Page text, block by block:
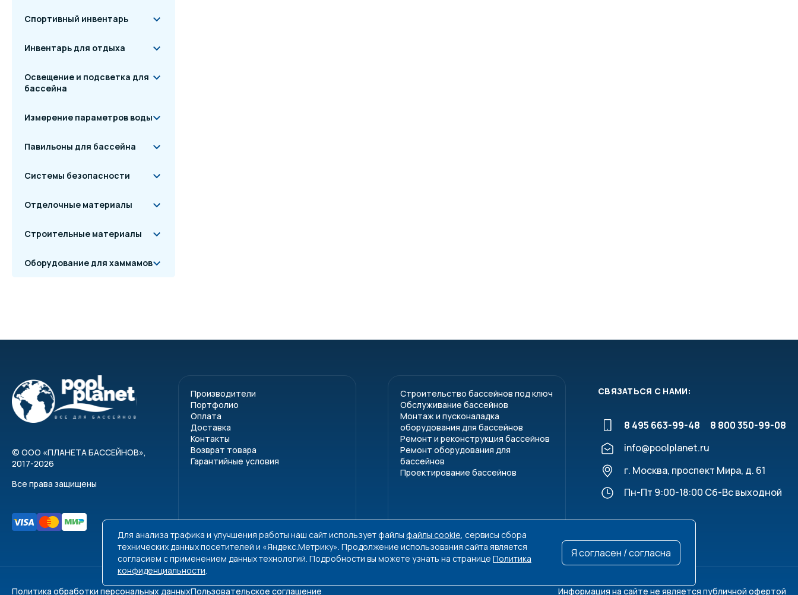
Спортивный инвентарь
Инвентарь для отдыха
Освещение и подсветка для
бассейна
Измерение параметров воды
Павильоны для бассейна
Системы безопасности
Отделочные материалы
Строительные материалы
Оборудование для хаммамов
© ООО «ПЛАНЕТА БАССЕЙНОВ»,
2017-2026
Все права защищены
Производители
Портфолио
Оплата
Доставка
Контакты
Возврат товара
Гарантийные условия
Строительство бассейнов под ключ
Обслуживание бассейнов
Монтаж и пусконаладка
оборудования для бассейнов
Ремонт и реконструкция бассейнов
Ремонт оборудования для
бассейнов
Проектирование бассейнов
СВЯЗАТЬСЯ С НАМИ:
8 495 663-99-48
8 800 350-99-08
info@poolplanet.ru
г. Москва, проспект Мира, д. 61
Пн-Пт 9:00-18:00 Сб-Вс выходной
Политика обработки персональных данныхПользовательское соглашение Информация на сайте не является публичной офертой
Для анализа трафика и улучшения работы наш сайт использует файлы файлы cookie, сервисы сбора
технических данных посетителей и «Яндекс.Метрику». Продолжение использования сайта является
согласием с применением данных технологий. Подробности вы можете узнать на странице Политика
конфиденциальности.
Я согласен / согласна